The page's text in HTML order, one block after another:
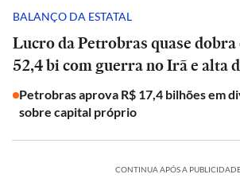
BALANÇO DA ESTATAL
Lucro da Petrobras quase dobra
52,4 bi com guerra no Irã e alta
Petrobras aprova R$ 17,4 bilhões em
sobre capital próprio
CONTINUA APÓS A